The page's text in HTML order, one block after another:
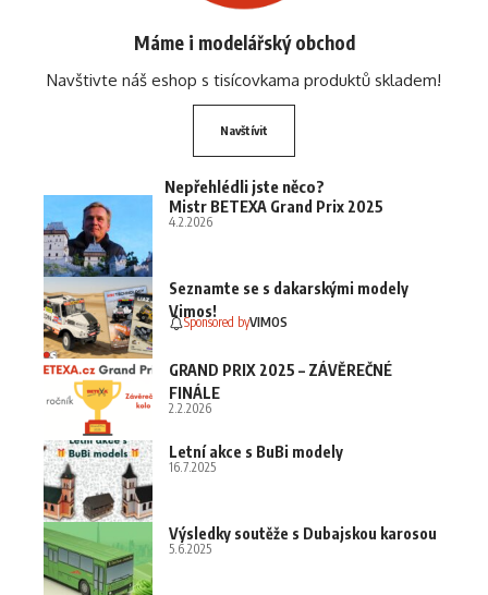
Máme i modelářský obchod
Navštivte náš eshop s tisícovkama produktů skladem!
Navštívit
Nepřehlédli jste něco?
Mistr BETEXA Grand Prix 2025
4.2.2026
Seznamte se s dakarskými modely
Vimos!
Sponsored byVIMOS
GRAND PRIX 2025 – ZÁVĚREČNÉ
FINÁLE
2.2.2026
Letní akce s BuBi modely
16.7.2025
Výsledky soutěže s Dubajskou karosou
5.6.2025